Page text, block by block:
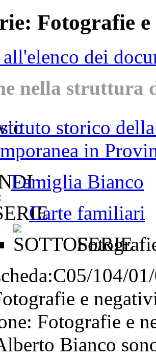
Fotografie
dei
nella struttura
storico della
in
Famiglia Bianco
Carte familiari
C05/104/
e
Fotografie e
Bianco